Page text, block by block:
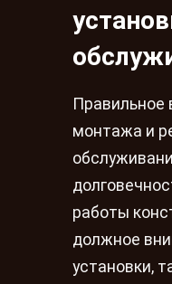
Правильное
монтажа и
работы
должное
установки,